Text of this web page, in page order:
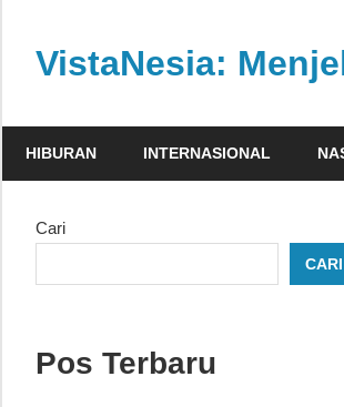
contentVistaNesia:
dan
dalam
platform
HIBURAN INTERNASIONAL
Cari
CARI
Pos Terbaru